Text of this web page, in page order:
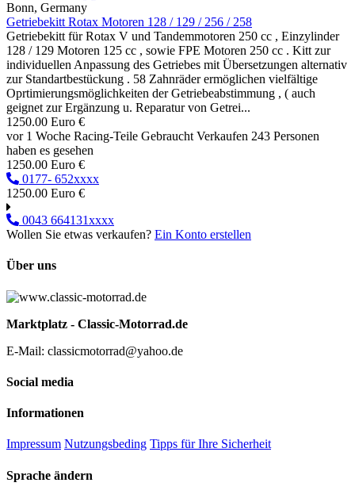
Bonn, Germany
Getriebekitt Rotax Motoren 128 / 129 / 256 / 258
Getriebekitt für Rotax V und Tandemmotoren 250 cc , Einzylinder
128 / 129 Motoren 125 cc , sowie FPE Motoren 250 cc . Kitt zur
individuellen Anpassung des Getriebes mit Übersetzungen alternativ
zur Standartbestückung . 58 Zahnräder ermöglichen vielfältige
Oprtimierungsmöglichkeiten der Getriebeabstimmung , ( auch
geignet zur Ergänzung u. Reparatur von Getrei...
1250.00 Euro €
vor 1 Woche Racing-Teile Gebraucht Verkaufen 243 Personen
haben es gesehen
1250.00 Euro €
0177- 652xxxx
1250.00 Euro €
0043 664131xxxx
Wollen Sie etwas verkaufen? Ein Konto erstellen
Über uns
Marktplatz - Classic-Motorrad.de
E-Mail: classicmotorrad@yahoo.de
Social media
Informationen
Impressum Nutzungsbeding Tipps für Ihre Sicherheit
Sprache ändern